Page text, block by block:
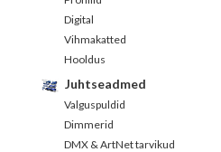
Digital
Vihmakatted
Hooldus
Juhtseadmed
Valguspuldid
Dimmerid
DMX & ArtNet tarvikud